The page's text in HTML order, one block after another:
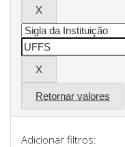
Retornar valores
Adicionar filtros: